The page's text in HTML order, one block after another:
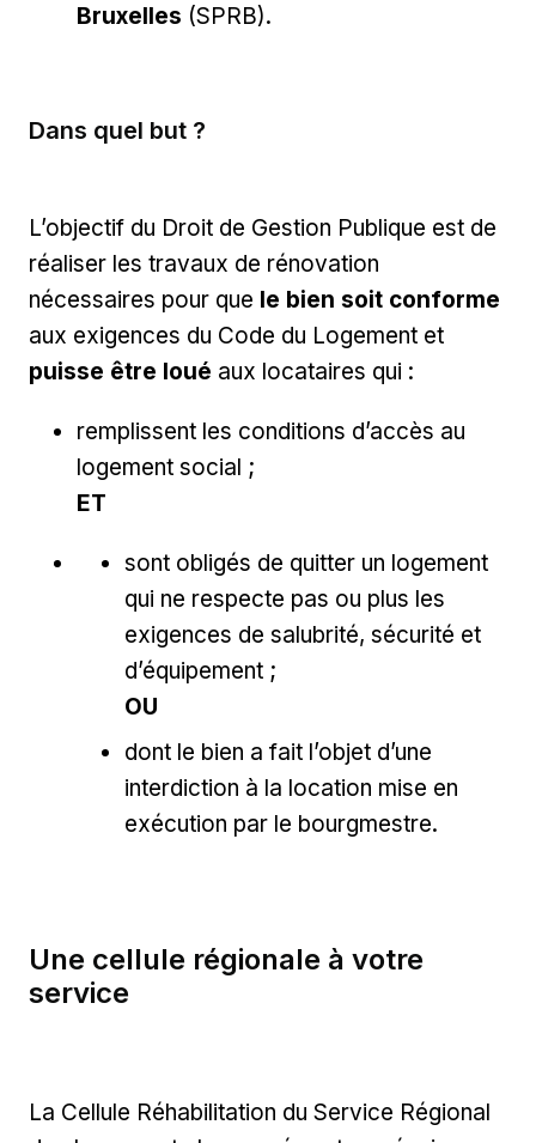
Bruxelles (SPRB).
Dans quel but ?
L’objectif du Droit de Gestion Publique est de
réaliser les travaux de rénovation
nécessaires pour que le bien soit conforme
aux exigences du Code du Logement et
puisse être loué aux locataires qui :
remplissent les conditions d’accès au
logement social ;
ET
sont obligés de quitter un logement
qui ne respecte pas ou plus les
exigences de salubrité, sécurité et
d’équipement ;
OU
dont le bien a fait l’objet d’une
interdiction à la location mise en
exécution par le bourgmestre.
Une cellule régionale à votre
service
La Cellule Réhabilitation du Service Régional